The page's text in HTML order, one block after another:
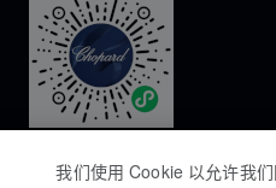
我们使用 Cookie 以允许我